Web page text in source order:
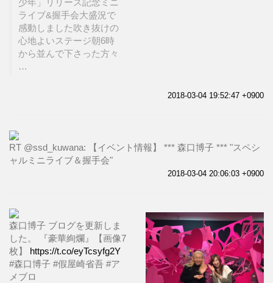
少年」リリース記念ミニ
ライブ&握手会大盛況で
感動しました吹き抜けの
心地よいステージ朝6時
から並んで下さった方々
…
2018-03-04 19:52:47 +0900
RT @ssd_kuwana: 【イベント情報】 *** 森口博子 *** "スペシ
ャルミニライブ＆握手会"
2018-03-04 20:06:03 +0900
森口博子 ブログを更新しま
した。 『豪華絢爛』【画像7
枚】 https://t.co/eyTcsyfg2Y
#森口博子 #假屋崎省吾 #ア
メブロ